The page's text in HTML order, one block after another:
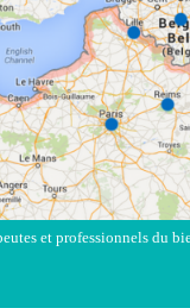
et professionnels du